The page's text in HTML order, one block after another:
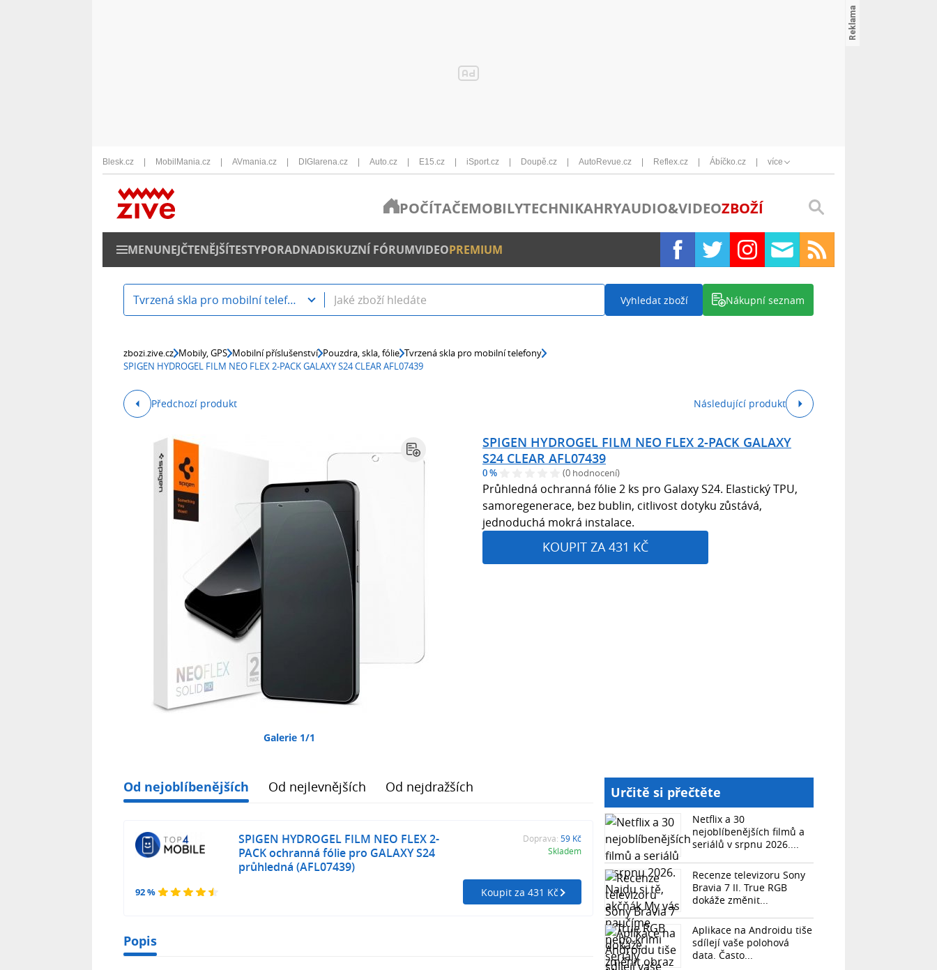
Blesk.cz MobilMania.cz AVmania.cz DIGIarena.cz Auto.cz E15.cz iSport.cz Doupě.cz AutoRevue.cz Reflex.cz Ábíčko.cz více
POČÍTAČEMOBILYTECHNIKAHRYAUDIO&VIDEOZBOŽÍ
MENUNEJČTENĚJŠÍTESTYPORADNADISKUZNÍ FÓRUMVIDEOPREMIUM
Tvrzená skla pro mobilní telefony Vyhledat zboží Nákupní seznam
zbozi.zive.cz Mobily, GPS Mobilní příslušenství Pouzdra, skla, fólie Tvrzená skla pro mobilní telefony
SPIGEN HYDROGEL FILM NEO FLEX 2-PACK GALAXY S24 CLEAR AFL07439
Předchozí produkt Následující produkt
Galerie 1/1
SPIGEN HYDROGEL FILM NEO FLEX 2-PACK GALAXY
S24 CLEAR AFL07439
0 % (0 hodnocení)
Průhledná ochranná fólie 2 ks pro Galaxy S24. Elastický TPU,
samoregenerace, bez bublin, citlivost dotyku zůstává,
jednoduchá mokrá instalace.
KOUPIT ZA 431 KČ
Od nejoblíbenějších Od nejlevnějších Od nejdražších
92 %
SPIGEN HYDROGEL FILM NEO FLEX 2-
PACK ochranná fólie pro GALAXY S24
průhledná (AFL07439)
Doprava: 59 Kč
Skladem
Koupit za 431 Kč
Popis
Určitě si přečtěte
Netflix a 30
nejoblíbenějších filmů a
seriálů v srpnu 2026....
Recenze televizoru Sony
Bravia 7 II. True RGB
dokáže změnit...
Aplikace na Androidu tiše
sdílejí vaše polohová
data. Často...